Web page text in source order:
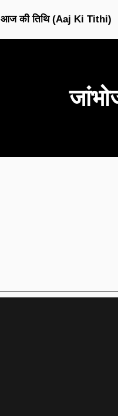
आज की तिथि (Aaj Ki Tithi)